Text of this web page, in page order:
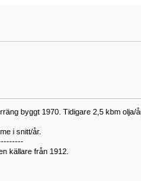
byggt 1970. Tidigare 2,5 kbm olja/
i snitt/år.
källare från 1912.